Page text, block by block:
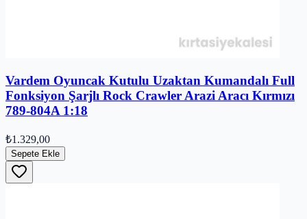
Vardem Oyuncak Kutulu Uzaktan Kumandalı Full
Fonksiyon Şarjlı Rock Crawler Arazi Aracı Kırmızı
789-804A 1:18
₺1.329,00
Sepete Ekle